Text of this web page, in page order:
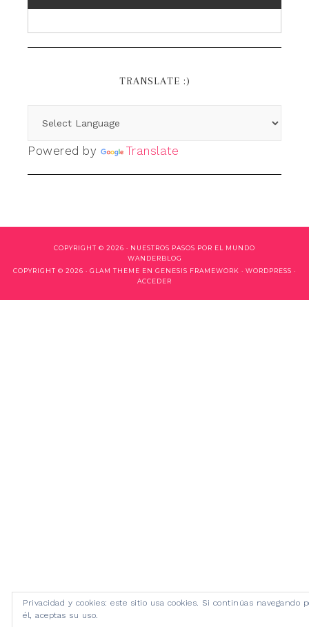
TRANSLATE :)
Powered by Translate
COPYRIGHT © 2026 · NUESTROS PASOS POR EL MUNDO
WANDERBLOG
COPYRIGHT © 2026 · GLAM THEME EN GENESIS FRAMEWORK · WORDPRESS ·
ACCEDER
Privacidad y cookies: este sitio usa cookies. Si continúas navegando
él, aceptas su uso.